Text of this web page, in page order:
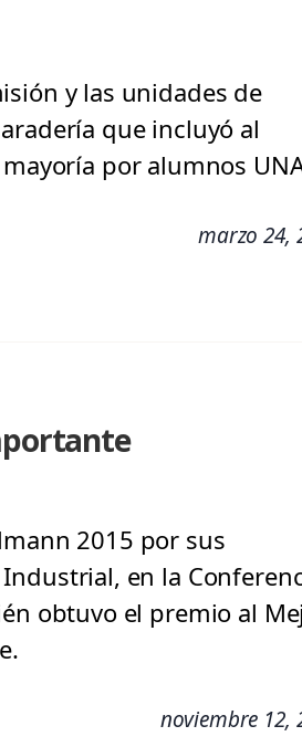
y las unidades de
que incluyó al
por alumnos
marzo 24,
2015 por sus
en la
obtuvo el premio al
noviembre 12,